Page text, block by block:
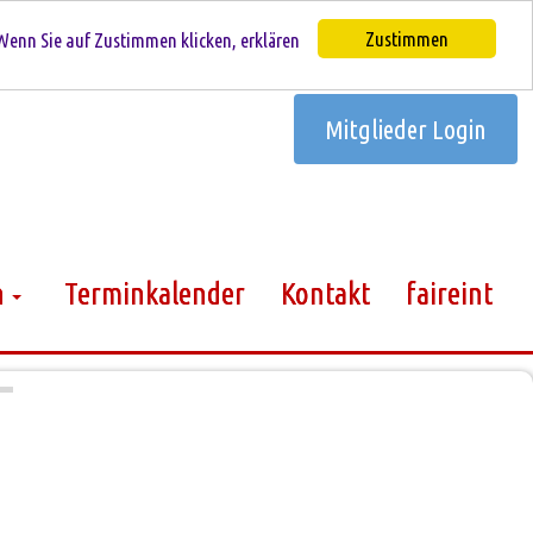
Zustimmen
Sie auf Zustimmen klicken, erklären
Mitglieder Login
Terminkalender Kontakt faireint